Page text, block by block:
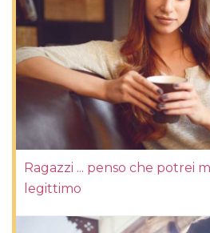
Ragazzi ... penso che potrei
legittimo